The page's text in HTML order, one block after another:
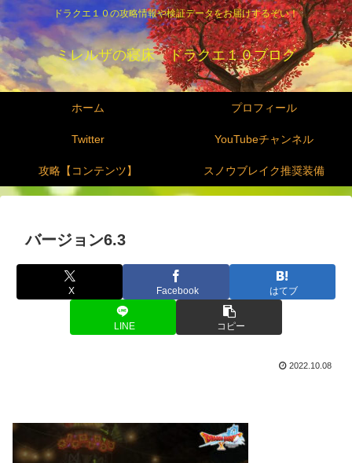
ドラクエ１０の攻略情報や検証データをお届けするぞい！
ミレルザの寝床 ドラクエ１０ブログ
ホーム プロフィール
Twitter YouTubeチャンネル
攻略【コンテンツ】 スノウブレイク推奨装備
バージョン6.3
X Facebook はてブ
LINE コピー
2022.10.08